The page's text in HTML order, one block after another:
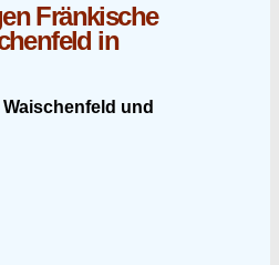
Fränkische
in
und